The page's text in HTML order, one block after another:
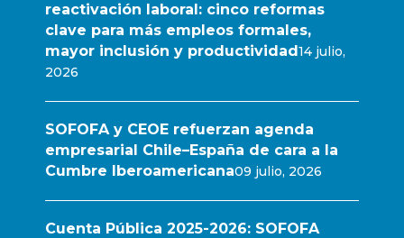
reactivación laboral: cinco reformas
clave para más empleos formales,
mayor inclusión y productividad14 julio,
2026
SOFOFA y CEOE refuerzan agenda
empresarial Chile–España de cara a la
Cumbre Iberoamericana09 julio, 2026
Cuenta Pública 2025-2026: SOFOFA